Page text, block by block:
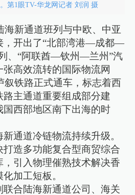
第1眼TV-华龙网记者 刘润 摄
海新通道班列与中欧、中亚
，开出了“北部湾港—成都—
、“阿联酋—钦州—兰州”汽
高效流转的国际物流网
叙铁路正式通车，标志着西
主通道重要组成部分建
国西部地区南下出海的时
通道冷链物流持续升级。
造多功能复合型商贸综合
引入物理催熟技术解决香
加工短板。
联合陆海新通道公司、海关